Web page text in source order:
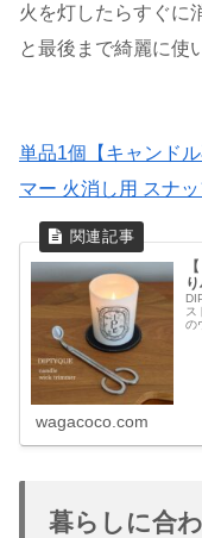
火を灯したらすぐに
と最後まで綺麗に使
単品1個【キャンド
マー 火消し用 スナ
ス
の
wagacoco.com
暮らしに合